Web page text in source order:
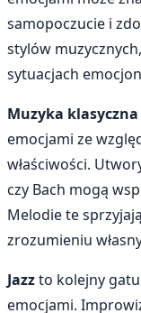
samopoczucie i
stylów
sytuacjach
Muzyka klasyczna
emocjami ze
właściwości.
czy Bach mogą
Melodie te
zrozumieniu
Jazzto kolejny
emocjami.